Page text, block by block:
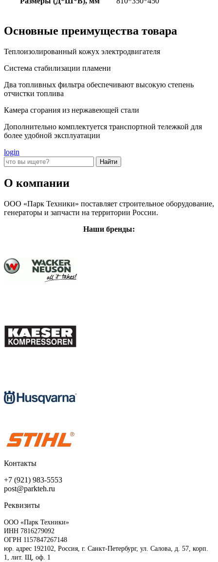
Основные преимущества товара
Теплоизолированный кожух электродвигателя
Cистема стабилизации пламени
Два топливных фильтра обеспечивают высокую степень
отчистки топлива
Камера сгорания из нержавеющей стали
Дополнительно комплектуется транспортной тележкой для
более удобной эксплуатации
login
О компании
ООО «Парк Техники» поставляет строительное оборудование,
генераторы и запчасти на территории России.
Наши бренды:
Контакты
+7 (921) 983-5553
post@parkteh.ru
Реквизиты
ООО «Парк Техники»
ИНН 7816279092
ОГРН 1157847267148
юр. адрес 192102, Россия, г. Санкт-Петербург, ул. Салова, д. 57, корп.
1, лит. Щ, оф. 1